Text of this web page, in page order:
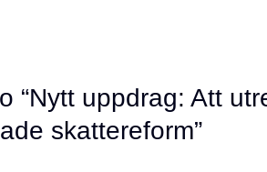
“Nytt uppdrag: Att
skattereform”